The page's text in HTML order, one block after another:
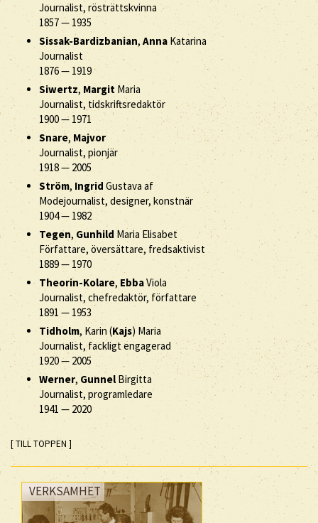
Journalist, rösträttskvinna
1857— 1935
Sissak-Bardizbanian, Anna Katarina
Journalist
1876— 1919
Siwertz, Margit Maria
Journalist, tidskriftsredaktör
1900— 1971
Snare, Majvor
Journalist, pionjär
1918— 2005
Ström, Ingrid Gustava af
Modejournalist, designer, konstnär
1904— 1982
Tegen, Gunhild Maria Elisabet
Författare, översättare, fredsaktivist
1889— 1970
Theorin-Kolare, EbbaViola
Journalist, chefredaktör, författare
1891 — 1953
Tidholm, Karin (Kajs) Maria
Journalist, fackligt engagerad
1920—2005
Werner, GunnelBirgitta
Journalist, programledare
1941— 2020
[ TILL TOPPEN ]
VERKSAMHET